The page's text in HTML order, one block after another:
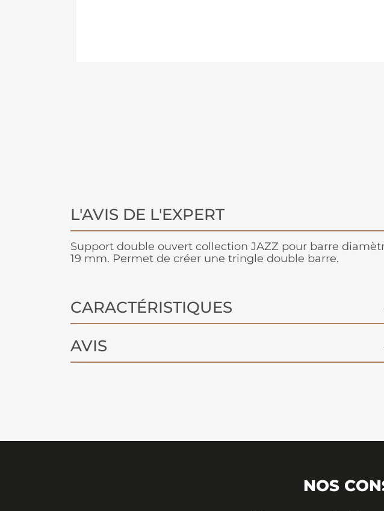
L'AVIS DE L'EXPERT
Support double ouvert collection JAZZ pour barre
19 mm. Permet de créer une tringle double barre.
CARACTÉRISTIQUES
AVIS
NOS